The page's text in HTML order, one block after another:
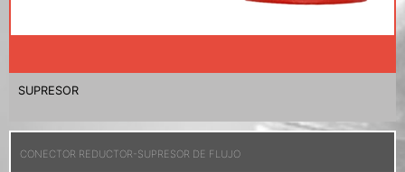
CONECTOR REDUCTOR-SUPRESOR DE FLUJO
SUPRESOR